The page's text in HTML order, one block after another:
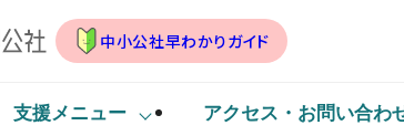
中小公社早わかりガイド
支援メニュー アクセス・ お問い合わ